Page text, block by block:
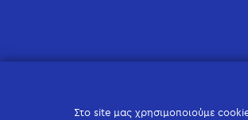
Στο site μας χρησιμοποιούμε